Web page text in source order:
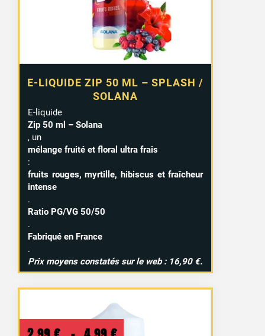
E-LIQUIDE ZIP 50 ML – SPLASH /
SOLANA
E-liquide
Zip 50 ml – Solana
, un
mélange fruité et floral ultra frais
:
fruits rouges, myrtille, hibiscus et fraîcheur
intense
.
Ratio PG/VG 50/50
.
Fabriqué en France
.
Prix moyens constatés sur le web : 16,90 €.